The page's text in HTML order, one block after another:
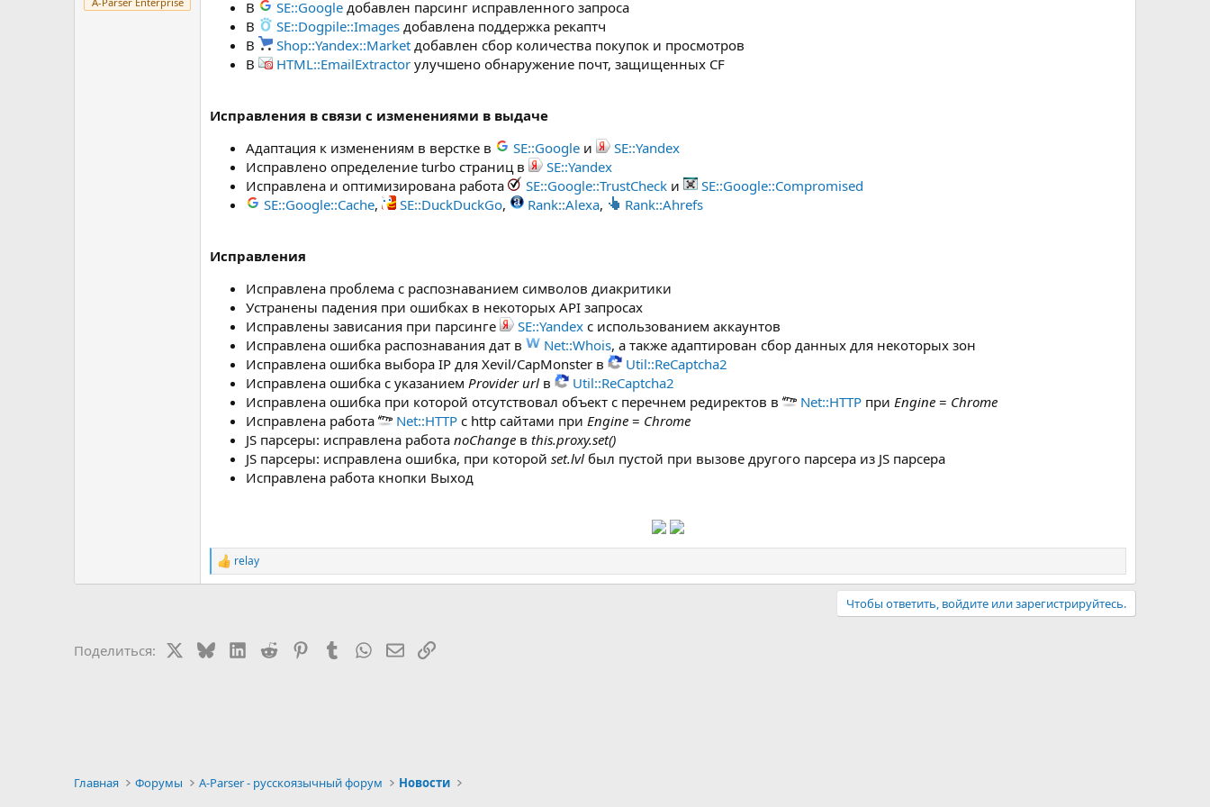
В
SE::Google добавлен парсинг исправленного запроса
В
SE::Dogpile::Images добавлена поддержка рекаптч
В
Shop::Yandex::Market добавлен сбор количества покупок и просмотров
В
HTML::EmailExtractor улучшено обнаружение почт, защищенных CF
Исправления в связи с изменениями в выдаче
Адаптация к изменениям в верстке в
SE::Google и
SE::Yandex
Исправлено определение turbo страниц в
SE::Yandex
Исправлена и оптимизирована работа
SE::Google::TrustCheck и
SE::Google::Compromised
SE::Google::Cache, SE::DuckDuckGo, Rank::Alexa, Rank::Ahrefs
Исправления
Исправлена проблема с распознаванием символов диакритики
Устранены падения при ошибках в некоторых API запросах
Исправлены зависания при парсинге
SE::Yandex с использованием аккаунтов
Исправлена ошибка распознавания дат в
Net::Whois, а также адаптирован сбор данных для некоторых зон
Исправлена ошибка выбора IP для Xevil/CapMonster в
Util::ReCaptcha2
Исправлена ошибка с указанием Provider url в
Util::ReCaptcha2
Исправлена ошибка при которой отсутствовал объект с перечнем редиректов в
Net::HTTP при Engine = Chrome
Исправлена работа
Net::HTTP с http сайтами при Engine = Chrome
JS парсеры: исправлена работа noChange в this.proxy.set()
JS парсеры: исправлена ошибка, при которой set.lvl был пустой при вызове другого парсера из JS парсера
Исправлена работа кнопки Выход
Р
е
relay
Чтобы ответить, войдите или зарегистрируйтесь.
Поделиться: BlueskyLinkedIn
Reddit PinterestTumblrWhatsAppЭлектронная почта
Ссылка
Главная Форумы A-Parser - русскоязычный форум Новости